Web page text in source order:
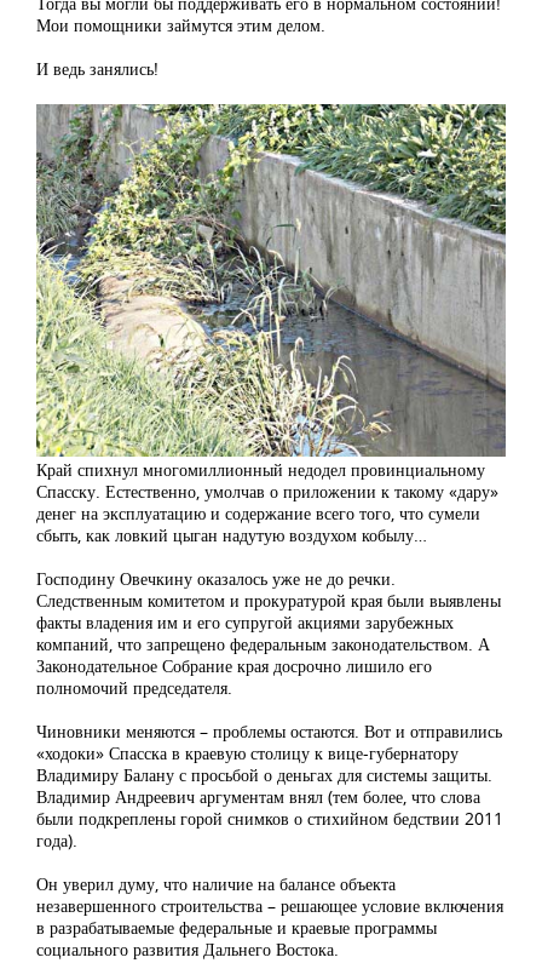
Мои помощники займутся этим делом.
И ведь занялись!
Край спихнул многомиллионный недодел провинциальному
Спасску. Естественно, умолчав о приложении к такому «дару»
денег на эксплуатацию и содержание всего того, что сумели
сбыть, как ловкий цыган надутую воздухом кобылу…
Господину Овечкину оказалось уже не до речки.
Следственным комитетом и прокуратурой края были выявлены
факты владения им и его супругой акциями зарубежных
компаний, что запрещено федеральным законодательством. А
Законодательное Собрание края досрочно лишило его
полномочий председателя.
Чиновники меняются – проблемы остаются. Вот и отправились
«ходоки» Спасска в краевую столицу к вице-губернатору
Владимиру Балану с просьбой о деньгах для системы защиты.
Владимир Андреевич аргументам внял (тем более, что слова
были подкреплены горой снимков о стихийном бедствии 2011
года).
Он уверил думу, что наличие на балансе объекта
незавершенного строительства – решающее условие включения
в разрабатываемые федеральные и краевые программы
социального развития Дальнего Востока.